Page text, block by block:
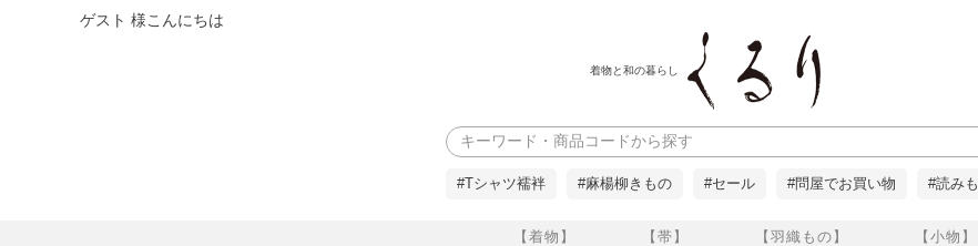
ゲスト 様こんにちは
着物と和の暮らし
【着物】 【帯】 【羽織もの】 【小物】
検索
#Tシャツ襦袢 #麻楊柳きもの #セール #問屋でお買い物 #読み